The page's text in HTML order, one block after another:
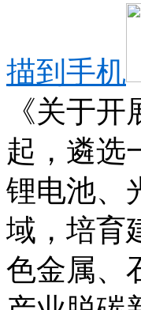
描到手机
《关于
起，遴选
锂电池、
域，培育
色金属、